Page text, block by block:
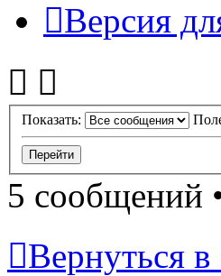
Версия
Показать:
5 сообщений
Вернуться